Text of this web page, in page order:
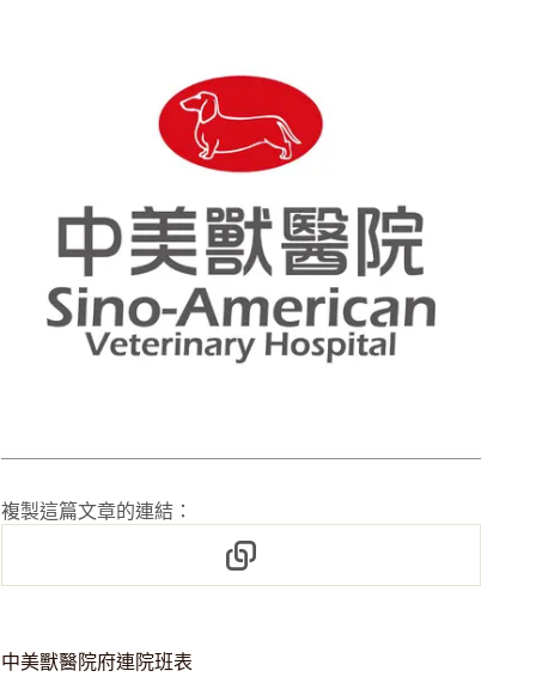
複製這篇文章的連結：
中美獸醫院府連院班表